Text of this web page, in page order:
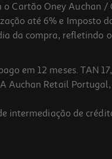
Cartão Oney
até 6% e Imposto
da compra, refletindo
em 12 meses. TAN
Auchan Retail
intermediação de